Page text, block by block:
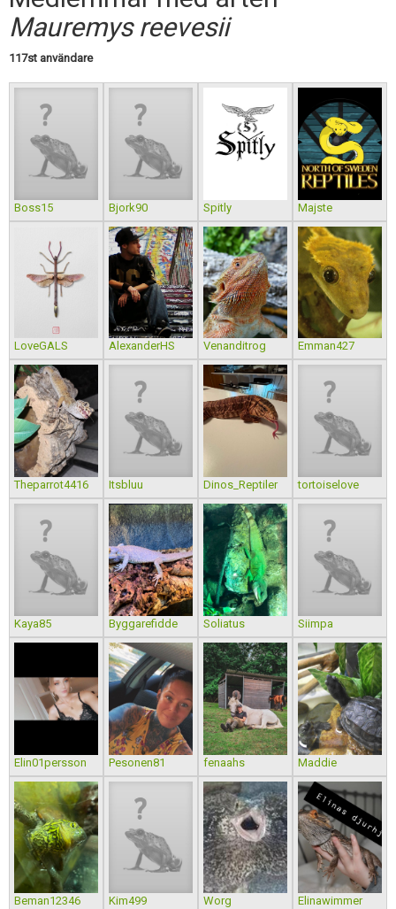
Mauremys reevesii
117st användare
Boss15 Bjork90 Spitly Majste
LoveGALS AlexanderHS Venanditrog Emman427
Theparrot4416 Itsbluu Dinos_Reptiler tortoiselove
Kaya85 Byggarefidde Soliatus Siimpa
Elin01persson Pesonen81 fenaahs Maddie
Beman12346 Kim499 Worg Elinawimmer